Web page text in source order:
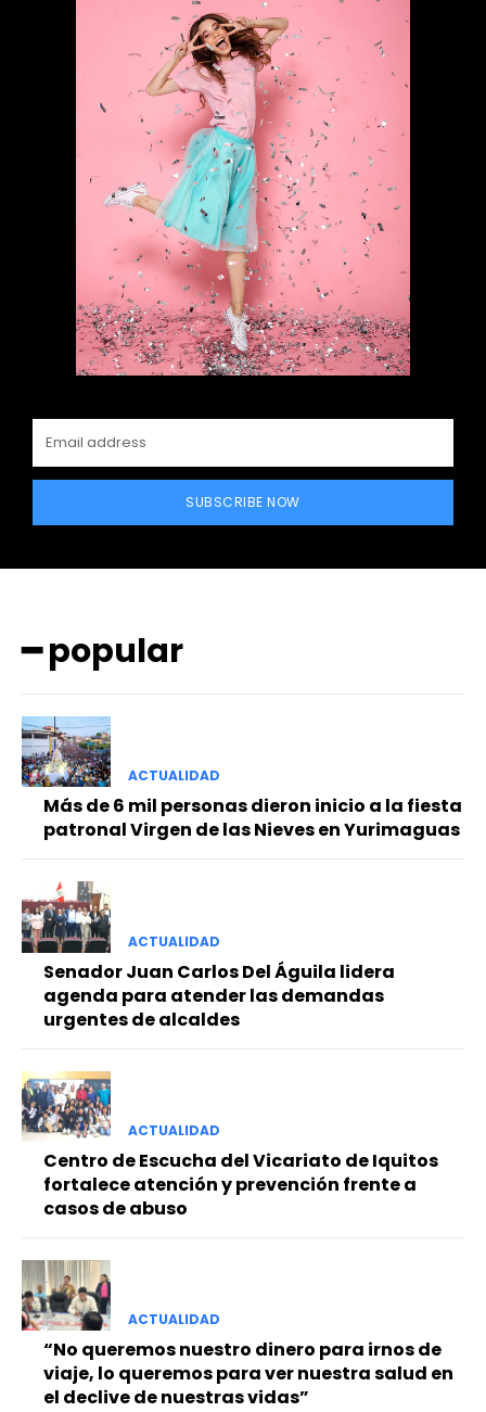
━ Planes
SUBSCRIBE NOW
━ popular
ACTUALIDAD
Más de 6 mil personas dieron inicio a la fiesta
patronal Virgen de las Nieves en Yurimaguas
ACTUALIDAD
Senador Juan Carlos Del Águila lidera
agenda para atender las demandas
urgentes de alcaldes
ACTUALIDAD
Centro de Escucha del Vicariato de Iquitos
fortalece atención y prevención frente a
casos de abuso
ACTUALIDAD
“No queremos nuestro dinero para irnos de
viaje, lo queremos para ver nuestra salud en
el declive de nuestras vidas”